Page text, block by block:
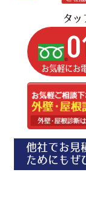
タッ
お気軽にお
他社でお見
ためにもぜ